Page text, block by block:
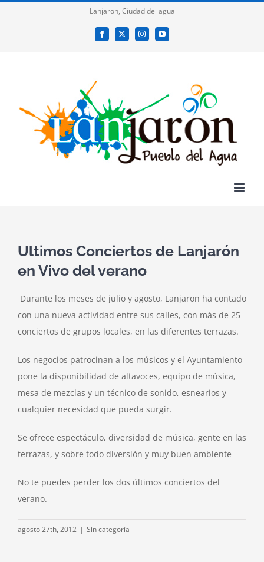
Lanjaron, Ciudad del agua
Facebook
X InstagramYouTube
Ultimos Conciertos de Lanjarón
en Vivo del verano
Durante los meses de julio y agosto, Lanjaron ha contado
con una nueva actividad entre sus calles, con más de 25
conciertos de grupos locales, en las diferentes terrazas.
Los negocios patrocinan a los músicos y el Ayuntamiento
pone la disponibilidad de altavoces, equipo de música,
mesa de mezclas y un técnico de sonido, esnearios y
cualquier necesidad que pueda surgir.
Se ofrece espectáculo, diversidad de música, gente en las
terrazas, y sobre todo diversión y muy buen ambiente
No te puedes perder los dos últimos conciertos del
verano.
agosto 27th, 2012 | Sin categoría